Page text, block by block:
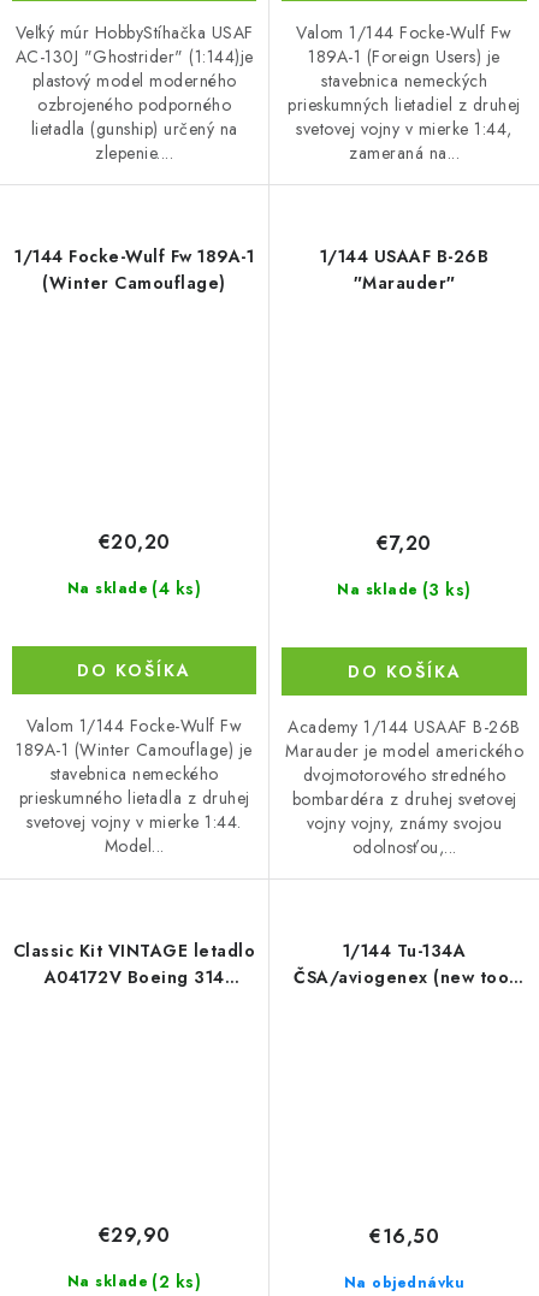
Veľký múr HobbyStíhačka USAF
AC-130J "Ghostrider" (1:144)je
plastový model moderného
ozbrojeného podporného
lietadla (gunship) určený na
zlepenie....
Valom 1/144 Focke-Wulf Fw
189A-1 (Foreign Users) je
stavebnica nemeckých
prieskumných lietadiel z druhej
svetovej vojny v mierke 1:44,
zameraná na...
1/144 Focke-Wulf Fw 189A-1
(Winter Camouflage)
Na sklade (4 ks)
€20,20
DO KOŠÍKA
Valom 1/144 Focke-Wulf Fw
189A-1 (Winter Camouflage) je
stavebnica nemeckého
prieskumného lietadla z druhej
svetovej vojny v mierke 1:44.
Model...
1/144 USAAF B-26B
″Marauder″
Na sklade (3 ks)
€7,20
DO KOŠÍKA
Academy 1/144 USAAF B-26B
Marauder je model amerického
dvojmotorového stredného
bombardéra z druhej svetovej
vojny vojny, známy svojou
odolnosťou,...
Classic Kit VINTAGE letadlo
A04172V Boeing 314
Na sklade (2 ks)
€29,90
1/144 Tu-134A
ČSA/aviogenex (new tool
Na objednávku
€16,50